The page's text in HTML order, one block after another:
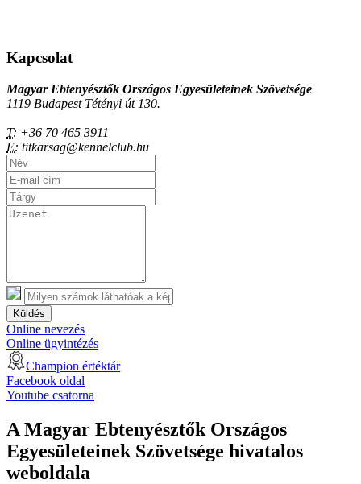
Kapcsolat
Magyar Ebtenyésztők Országos Egyesületeinek Szövetsége
1119 Budapest Tétényi út 130.
T: +36 70 465 3911
E: titkarsag@kennelclub.hu
Küldés
Online nevezés
Online ügyintézés
Champion értéktár
Facebook oldal
Youtube csatorna
A Magyar Ebtenyésztők Országos
Egyesületeinek Szövetsége hivatalos
weboldala